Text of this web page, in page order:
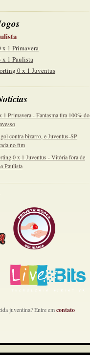
x 1 Primavera
x 1 Paulista
0 x 1 Juventus
1 Primavera - Fantasma tira 100% do
contra bizarro, e Juventus-SP
no fim
0 x 1 Juventus - Vitória fora de
Paulista
juventina? Entre emcontato